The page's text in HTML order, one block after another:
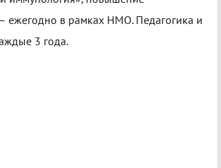
ежегодно в рамках НМО. Педагогика и
3 года.